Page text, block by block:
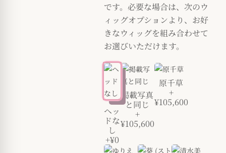
です。必要な場合は、次のウ
ィッグオプションより、お好
きなウィッグを組み合わせて
お選びいただけます。
ヘッ
ドな
し
+¥0
掲載写真
と同じ
+
¥105,600
原千草
+
¥105,600